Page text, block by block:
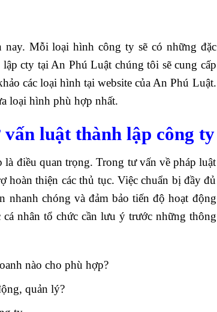
Mỗi loại hình công ty sẽ có những đặc
cty tại An Phú Luật chúng tôi sẽ cung cấp
các loại hình tại website của An Phú Luật.
loại hình phù hợp nhất.
luật thành lập công ty
điều quan trọng. Trong tư vấn về pháp luật
hoàn thiện các thủ tục. Việc chuẩn bị đầy đủ
chóng và đảm bảo tiến độ hoạt động
nhân tổ chức cần lưu ý trước những thông
nào cho phù hợp?
quản lý?